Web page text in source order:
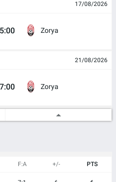
17/08/2026
Zorya
21/08/2026
Zorya
F:A +/- PTS